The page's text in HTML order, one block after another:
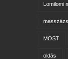
Lomilomi
MOST
oldás